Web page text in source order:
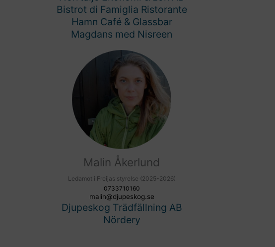
Bistrot di Famiglia Ristorante
Hamn Café & Glassbar
Magdans med Nisreen
Malin Åkerlund
Ledamot i Freijas styrelse (2025-2026)
0733710160
malin@djupeskog.se
Djupeskog Trädfällning AB
Nördery